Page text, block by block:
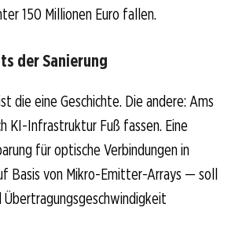
150 Millionen Euro fallen.
der Sanierung
die eine Geschichte. Die andere: Ams
KI-Infrastruktur Fuß fassen. Eine
für optische Verbindungen in
Basis von Mikro-Emitter-Arrays — soll